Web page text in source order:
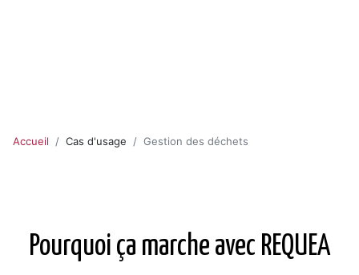
Accueil Cas d'usage Gestion des déchets
Pourquoi ça marche avec REQUEA